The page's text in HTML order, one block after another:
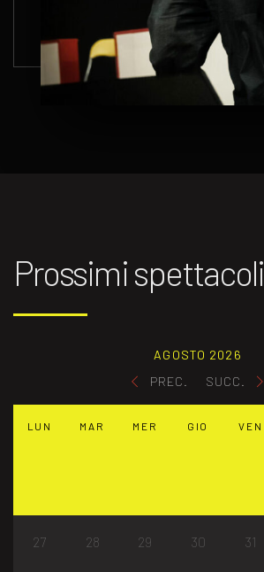
Prossimi spettacoli
PREC.
AGOSTO 2026
SUCC.
LUN MAR MER GIO VEN
27 28 29 30 31